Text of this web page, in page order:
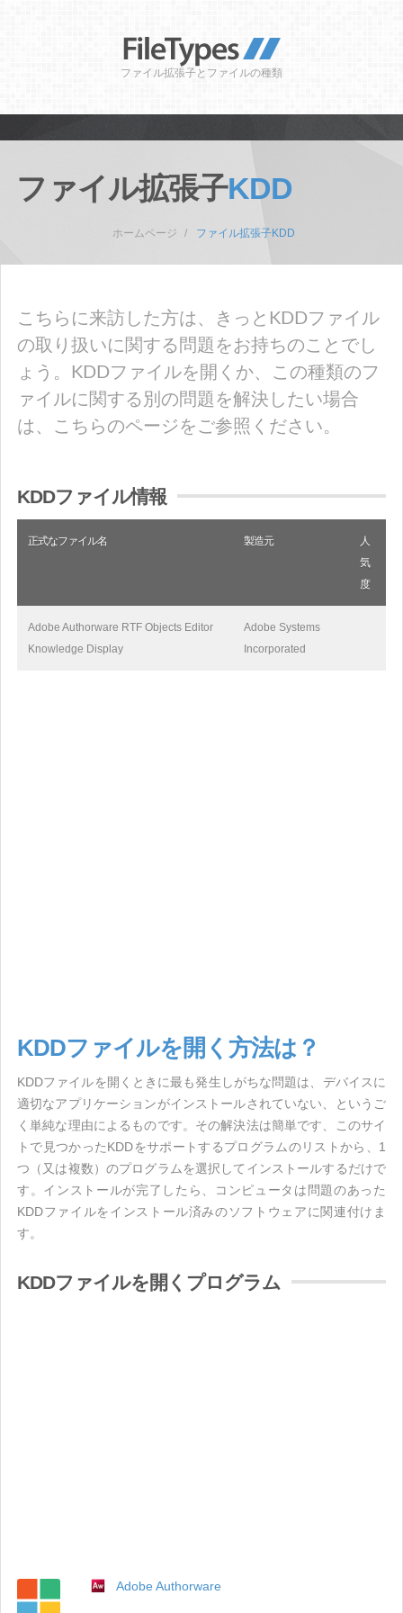
ファイル拡張子とファイルの種類
ファイル拡張子KDD
ホームページ ファイル拡張子KDD
こちらに来訪した方は、きっとKDDファイル
の取り扱いに関する問題をお持ちのことでし
ょう。KDDファイルを開くか、この種類のフ
ァイルに関する別の問題を解決したい場合
は、こちらのページをご参照ください。
KDDファイル情報
正式なファイル名 製造元
人
気
度
Adobe Authorware RTF Objects Editor
Knowledge Display
Adobe Systems
Incorporated
KDDファイルを開く方法は？
KDDファイルを開くときに最も発生しがちな問題は、デバイスに
適切なアプリケーションがインストールされていない、というご
く単純な理由によるものです。その解決法は簡単です、このサイ
トで見つかったKDDをサポートするプログラムのリストから、1
つ（又は複数）のプログラムを選択してインストールするだけで
す。インストールが完了したら、コンピュータは問題のあった
KDDファイルをインストール済みのソフトウェアに関連付けま
す。
KDDファイルを開くプログラム
Adobe Authorware